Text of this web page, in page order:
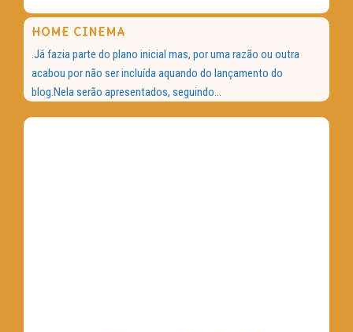
HOME CINEMA
.Já fazia parte do plano inicial mas, por uma razão ou outra
acabou por não ser incluída aquando do lançamento do
blog.Nela serão apresentados, seguindo...